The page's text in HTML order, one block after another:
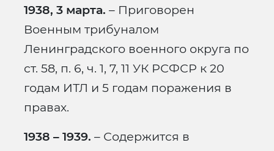
1938, 3 марта. – Приговорен
Военным трибуналом
Ленинградского военного округа по
ст. 58, п. 6, ч. 1, 7, 11 УК РСФСР к 20
годам ИТЛ и 5 годам поражения в
правах.
1938 – 1939. – Содержится в